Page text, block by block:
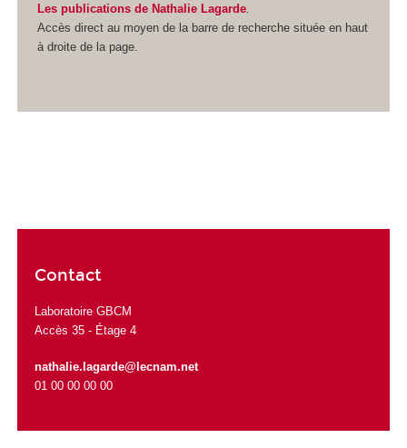
Les publications de Nathalie Lagarde
Accès direct au moyen de la barre de recherche située en haut
à droite de la page.
Contact
Laboratoire GBCM
Accès 35 - Étage 4
nathalie.lagarde@lecnam.net
01 00 00 00 00